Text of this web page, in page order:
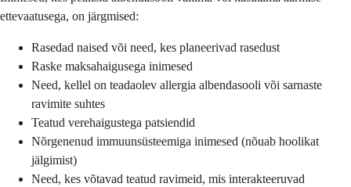
ettevaatusega, on järgmised:
Rasedad naised või need, kes planeerivad rasedust
Raske maksahaigusega inimesed
Need, kellel on teadaolev allergia albendasooli või sarnaste
ravimite suhtes
Teatud verehaigustega patsiendid
Nõrgenenud immuunsüsteemiga inimesed (nõuab hoolikat
jälgimist)
Need, kes võtavad teatud ravimeid, mis interakteeruvad